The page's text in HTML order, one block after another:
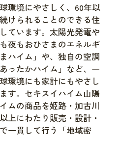
環境にやさしく、60年以
けられることのできる住
ています。太陽光発電や
夜もおひさまのエネルギ
ハイム」や、独自の空調
ったかハイム」など、一
環境にも家計にもやさし
す。セキスイハイム山陽
ムの商品を姫路・加古川
上にわたり販売・設計・
一貫して行う「地域密